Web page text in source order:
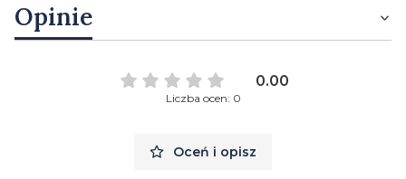
Opinie
0.00
Liczba ocen: 0
Oceń i opisz